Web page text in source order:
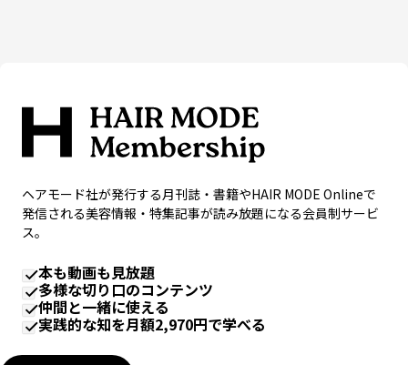
ヘアモード社が発行する月刊誌・書籍やHAIR MODE Onlineで
発信される美容情報・特集記事が読み放題になる会員制サービ
ス。
本も動画も見放題
多様な切り口のコンテンツ
仲間と一緒に使える
実践的な知を月額2,970円で学べる